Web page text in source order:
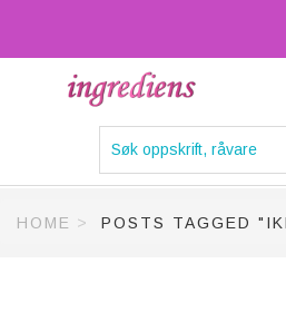
HOME POSTS TAGGED